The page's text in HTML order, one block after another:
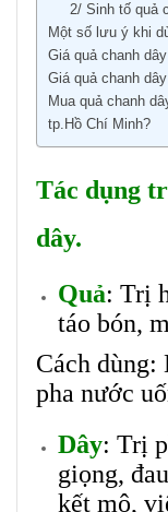
2/ Sinh tố quả
Một số lưu ý khi
Giá quả chanh
Giá quả chanh
Mua quả chanh
tp.Hồ Chí Minh?
Tác dụng
dây.
Quả: Trị
táo bón,
Cách dùng:
pha nước
Dây: Trị
giọng,
kết mô,